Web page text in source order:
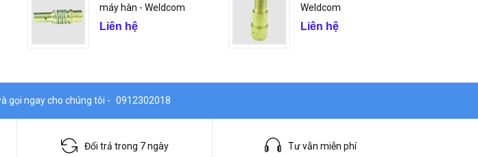
máy hàn - Weldcom
Liên hệ
Weldcom
Liên hệ
gọi ngay cho chúng tôi - 0912302018
Đổi trả trong 7 ngày Tư vẫn miễn phí